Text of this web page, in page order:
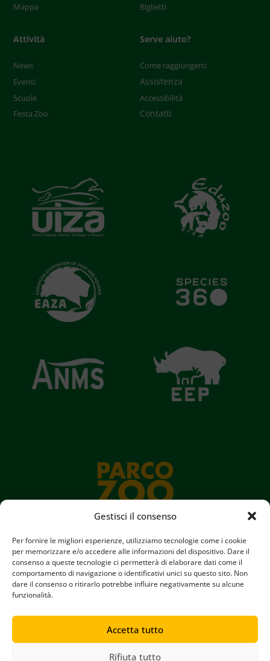
Gestisci il consenso
Per fornire le migliori esperienze, utilizziamo tecnologie come i cookie
per memorizzare e/o accedere alle informazioni del dispositivo. Dare il
consenso a queste tecnologie ci permetterà di elaborare dati come il
comportamento di navigazione o identificativi unici su questo sito. Non
dare il consenso o ritirarlo potrebbe influire negativamente su alcune
funzionalità.
Accetta tutto
Rifiuta tutto
Mappa
Biglietti
Attività
News
Eventi
Scuole
Festa Zoo
Serve aiuto?
Come raggiungerci
Assistenza
Accessibilità
Contatti
Parco Zoo Falconara srl
Iscritta al registro delle imprese di Ancona N° 00880380423
REA N° AN95352 || Capitale Sociale € 60.000,00
Copyright © 2024 Parco Zoo Falconara
Tutti i diritti riservati